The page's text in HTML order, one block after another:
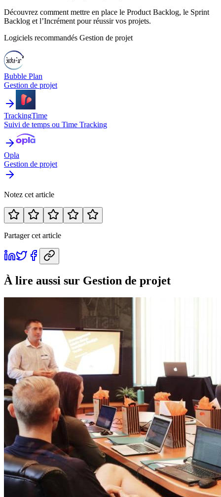
Découvrez comment mettre en place le Product Backlog, le Sprint
Backlog et l’Incrément pour réussir vos projets.
Logiciels recommandés Gestion de projet
Bubble Plan
Gestion de projet
TrackingTime
Suivi de temps ou Time Tracking
Opla
Gestion de projet
Notez cet article
Partager cet article
À lire aussi sur Gestion de projet